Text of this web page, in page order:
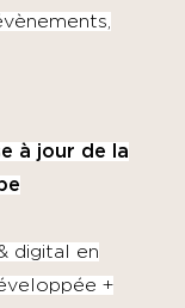
à jour de la
digital en
+